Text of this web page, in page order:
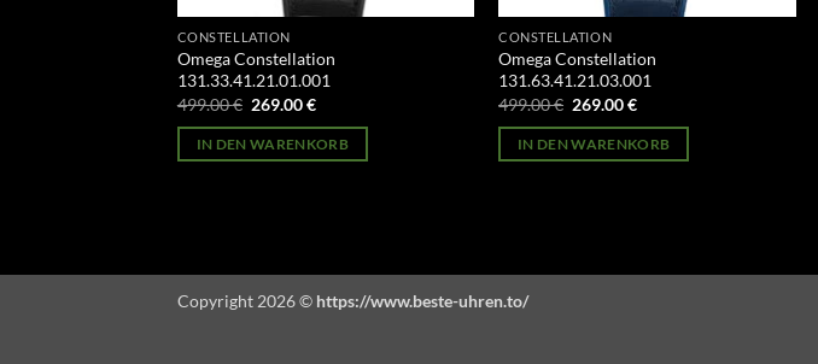
CONSTELLATION
Omega Constellation
131.33.41.21.01.001
499.00€ Ursprünglicher
war:
499.00 €
269.00€Aktueller
ist:
269.00 €.
IN DEN WARENKORB
CONSTELLATION
Omega Constellation
131.63.41.21.03.001
499.00€ Ursprünglicher
war:
499.00 €
269.00€Aktueller
ist:
269.00 €.
IN DEN WARENKORB
Copyright 2026 © https://www.beste-uhren.to/